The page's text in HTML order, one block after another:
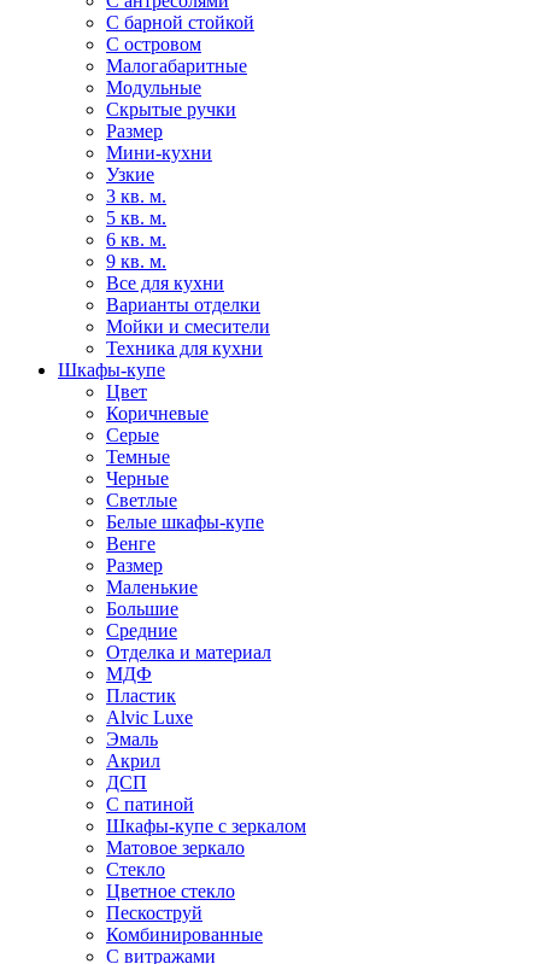
С барной стойкой
С островом
Малогабаритные
Модульные
Скрытые ручки
Размер
Мини-кухни
Узкие
3 кв. м.
5 кв. м.
6 кв. м.
9 кв. м.
Все для кухни
Варианты отделки
Мойки и смесители
Техника для кухни
Шкафы-купе
Цвет
Коричневые
Серые
Темные
Черные
Светлые
Белые шкафы-купе
Венге
Размер
Маленькие
Большие
Средние
Отделка и материал
МДФ
Пластик
Alvic Luxe
Эмаль
Акрил
ДСП
С патиной
Шкафы-купе с зеркалом
Матовое зеркало
Стекло
Цветное стекло
Пескоструй
Комбинированные
С витражами